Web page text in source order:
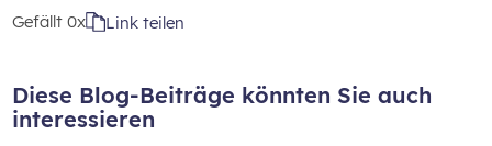
Gefällt0x Link teilen
Diese Blog-Beiträge könnten Sie auch
interessieren